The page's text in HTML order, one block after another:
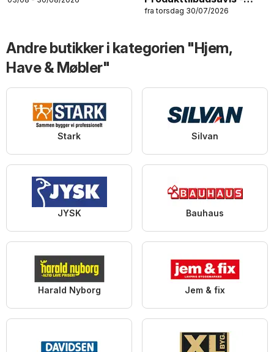
Skolestart
fra torsdag 30/07/2026
Andre butikker i kategorien "Hjem,
Have & Møbler"
Stark Silvan
JYSK Bauhaus
Harald Nyborg Jem & fix